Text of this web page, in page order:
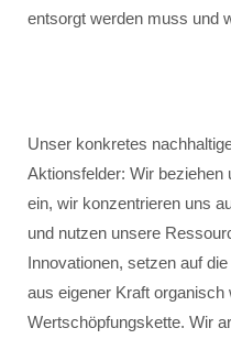
entsorgt werden muss und
Unser konkretes
Aktionsfelder: Wir beziehen
ein, wir konzentrieren uns
und nutzen unsere
Innovationen, setzen auf
aus eigener Kraft
Wertschöpfungskette. Wir